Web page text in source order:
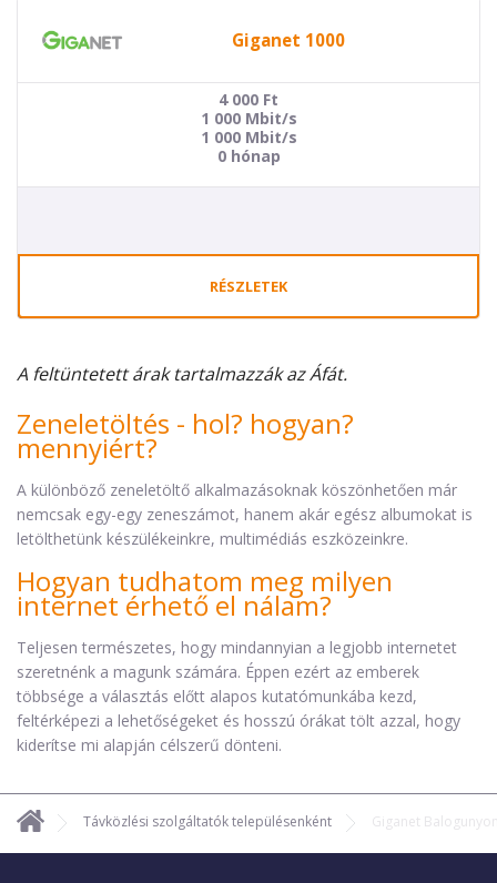
Giganet 1000
4 000 Ft
1 000 Mbit/s
1 000 Mbit/s
0 hónap
RÉSZLETEK
A feltüntetett árak tartalmazzák az Áfát.
Zeneletöltés - hol? hogyan?
mennyiért?
A különböző zeneletöltő alkalmazásoknak köszönhetően már
nemcsak egy-egy zeneszámot, hanem akár egész albumokat is
letölthetünk készülékeinkre, multimédiás eszközeinkre.
Hogyan tudhatom meg milyen
internet érhető el nálam?
Teljesen természetes, hogy mindannyian a legjobb internetet
szeretnénk a magunk számára. Éppen ezért az emberek
többsége a választás előtt alapos kutatómunkába kezd,
feltérképezi a lehetőségeket és hosszú órákat tölt azzal, hogy
kiderítse mi alapján célszerű dönteni.
Távközlési szolgáltatók településenként Giganet